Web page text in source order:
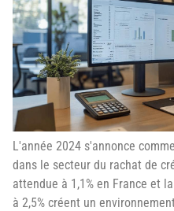
L'année 2024 s'annonce
dans le secteur du rachat de
attendue à 1,1% en France et
à 2,5% créent un